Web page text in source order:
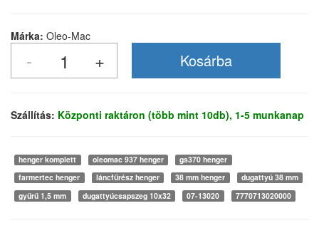
Márka: Oleo-Mac
Szállítás: Központi raktáron (több mint 10db), 1-5 munkanap
henger komplett oleomac 937 henger
gs370 henger
farmertec henger
láncfűrész henger 38 mm henger
dugattyú 38 mm
gyűrű 1,5 mm
dugattyúcsapszeg 10x32 07-13020 7770713020000